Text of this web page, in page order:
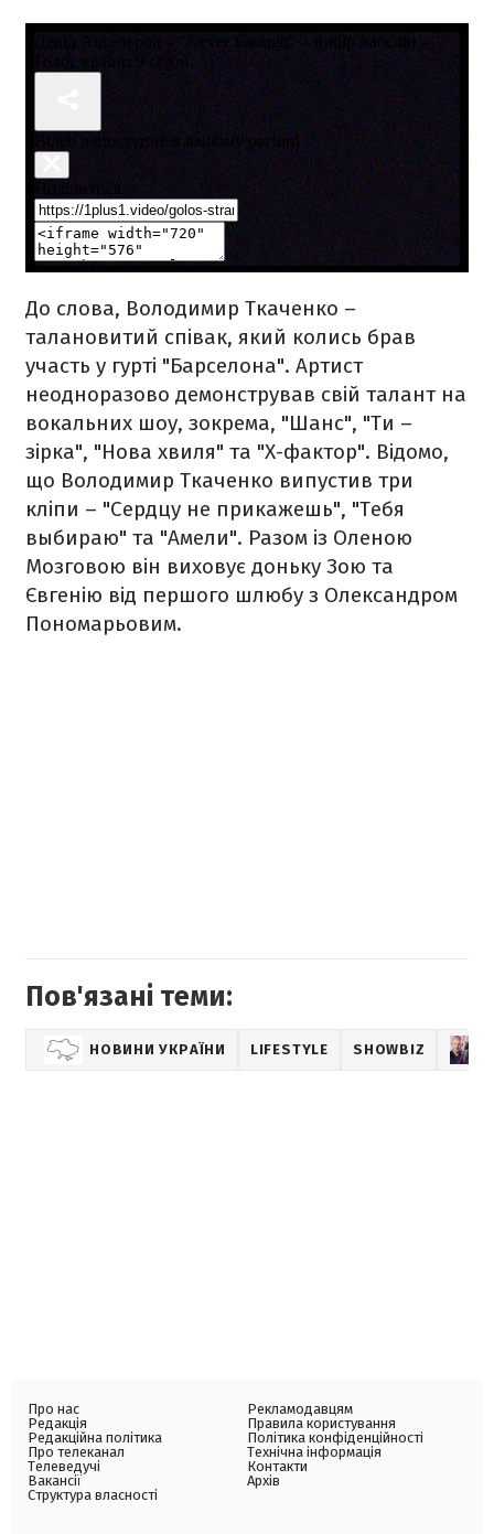
До слова, Володимир Ткаченко –
талановитий співак, який колись брав
участь у гурті "Барселона". Артист
неодноразово демонстрував свій талант на
вокальних шоу, зокрема, "Шанс", "Ти –
зірка", "Нова хвиля" та "Х-фактор". Відомо,
що Володимир Ткаченко випустив три
кліпи – "Сердцу не прикажешь", "Тебя
выбираю" та "Амели". Разом із Оленою
Мозговою він виховує доньку Зою та
Євгенію від першого шлюбу з Олександром
Пономарьовим.
Пов'язані теми:
НОВИНИ УКРАЇНИ LIFESTYLE SHOWBIZ
Про нас
Редакція
Редакційна політика
Про телеканал
Телеведучі
Вакансії
Структура власності
Рекламодавцям
Правила користування
Політика конфіденційності
Технічна інформація
Контакти
Архів